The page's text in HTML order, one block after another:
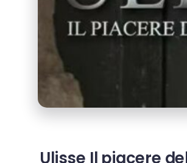
Ulisse Il piacere